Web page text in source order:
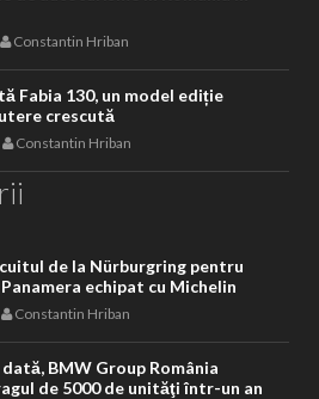
Constantin Hriban
Fabia 130, un model ediție
crescută
Constantin Hriban
de la Nürburgring pentru
echipat cu Michelin
Constantin Hriban
BMW Group România
de 5000 de unităţi într-un an